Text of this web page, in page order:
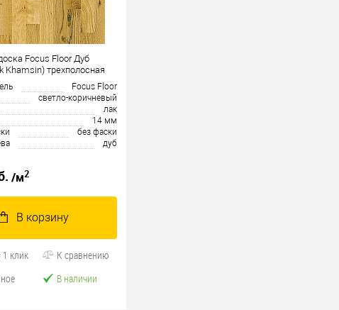
Focus Floor Дуб
Khamsin) трехполосная
Focus Floor
светло-коричневый
лак
14 мм
без фаски
дуб
/м2
В корзину
1 клик
К сравнению
В наличии